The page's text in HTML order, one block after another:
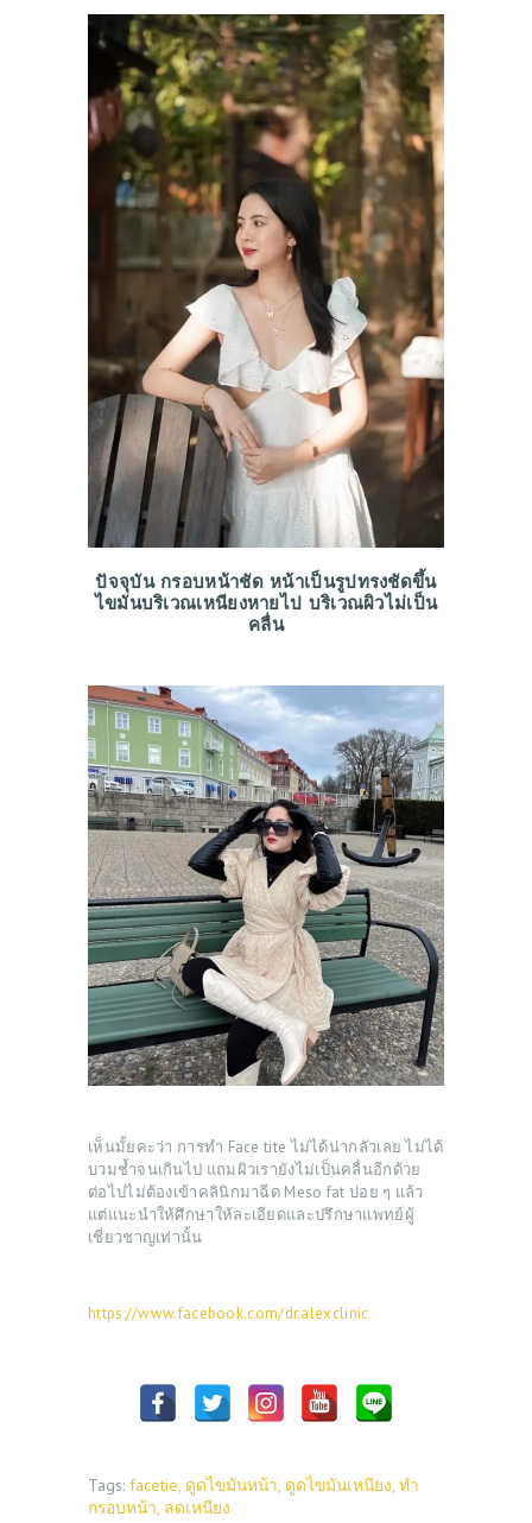
ABOUT US
SERVICES
BEAUTY TIPS
PATIENT REVIEWS
PRE & POST CAUTIONS
CONSULT & RESERVATION
ปัจจุบัน กรอบหน้าชัด หน้าเป็นรูปทรงชัดขึ้น
ไขมันบริเวณเหนียงหายไป บริเวณผิวไม่เป็น
คลื่น
เห็นมั้ยคะว่า การทำ Face tite ไม่ได้น่ากลัวเลย ไม่ได้
บวมช้ำจนเกินไป แถมผิวเรายังไม่เป็นคลื่นอีกด้วย
ต่อไปไม่ต้องเข้าคลินิกมาฉีด Meso fat บ่อย ๆ แล้ว
แต่แนะนำให้ศึกษาให้ละเอียดและปรึกษาแพทย์ผู้
เชี่ยวชาญเท่านั้น
https://www.facebook.com/dr.alexclinic
Tags: facetie ดูดไขมันหน้า ดูดไขมันเหนียง ทำ
กรอบหน้า ลดเหนียง